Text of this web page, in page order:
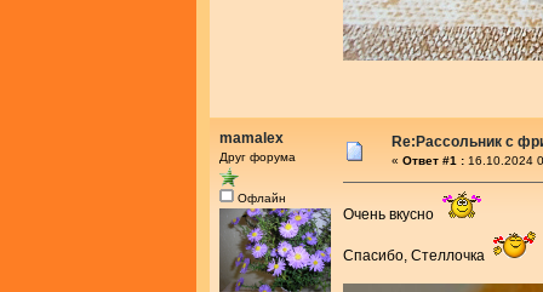
mamalex
Друг форума
Офлайн
Re:Рассольник с
« Ответ #1 : 16.10.2024
Очень вкусно
Спасибо, Стеллочка